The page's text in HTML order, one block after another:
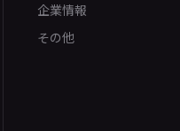
企業情報
その他